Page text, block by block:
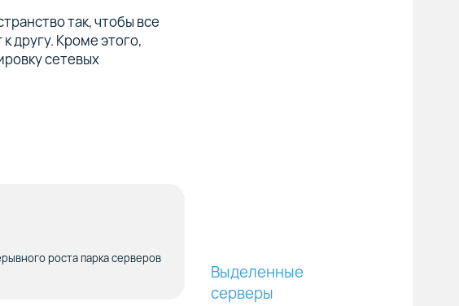
так, чтобы все
другу. Кроме этого,
сетевых
роста парка серверов
Выделенные
серверы